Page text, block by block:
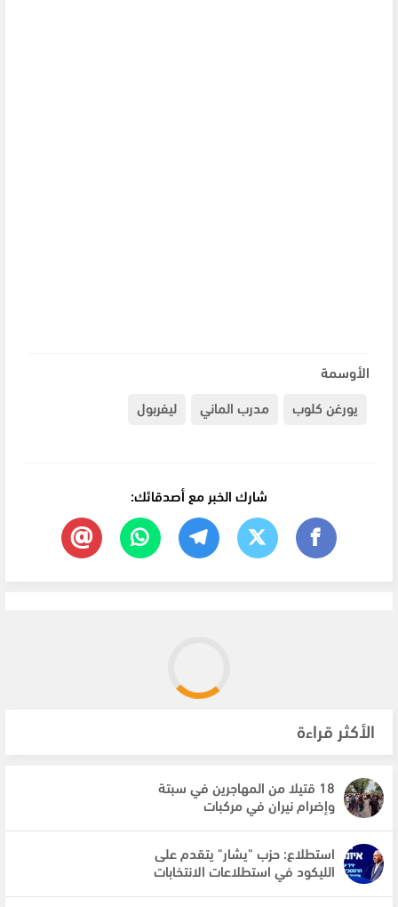
الأوسمة
يورغن كلوب
مدرب الماني ليفربول
شارك الخبر مع أصدقائك:
الأكثر قراءة
18 قتيلا من المهاجرين في سبتة
وإضرام نيران في مركبات
استطلاع: حزب "يشار" يتقدم على
الليكود في استطلاعات الانتخابات